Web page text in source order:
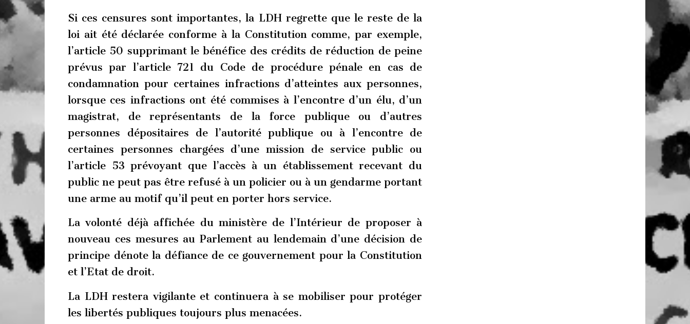
Si ces censures sont importantes, la LDH regrette que le reste de la
loi ait été déclarée conforme à la Constitution comme, par exemple,
l’article 50 supprimant le bénéfice des crédits de réduction de peine
prévus par l’article 721 du Code de procédure pénale en cas de
condamnation pour certaines infractions d’atteintes aux personnes,
lorsque ces infractions ont été commises à l’encontre d’un élu, d’un
magistrat, de représentants de la force publique ou d’autres
personnes dépositaires de l’autorité publique ou à l’encontre de
certaines personnes chargées d’une mission de service public ou
l’article 53 prévoyant que l’accès à un établissement recevant du
public ne peut pas être refusé à un policier ou à un gendarme portant
une arme au motif qu’il peut en porter hors service.
La volonté déjà affichée du ministère de l’Intérieur de proposer à
nouveau ces mesures au Parlement au lendemain d’une décision de
principe dénote la défiance de ce gouvernement pour la Constitution
et l’Etat de droit.
La LDH restera vigilante et continuera à se mobiliser pour protéger
les libertés publiques toujours plus menacées.